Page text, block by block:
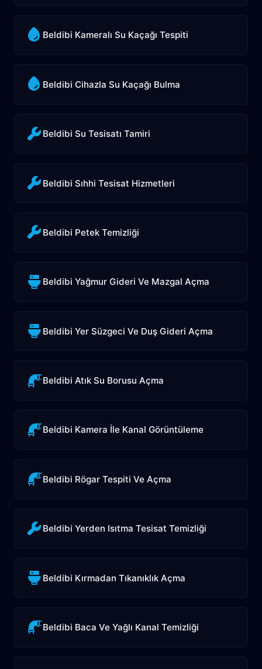
Beldibi Kameralı Su Kaçağı Tespiti
Beldibi Cihazla Su Kaçağı Bulma
Beldibi Su Tesisatı Tamiri
Beldibi Sıhhi Tesisat Hizmetleri
Beldibi Petek Temizliği
Beldibi Yağmur Gideri Ve Mazgal Açma
Beldibi Yer Süzgeci Ve Duş Gideri Açma
Beldibi Atık Su Borusu Açma
Beldibi Kamera İle Kanal Görüntüleme
Beldibi Rögar Tespiti Ve Açma
Beldibi Yerden Isıtma Tesisat Temizliği
Beldibi Kırmadan Tıkanıklık Açma
Beldibi Baca Ve Yağlı Kanal Temizliği